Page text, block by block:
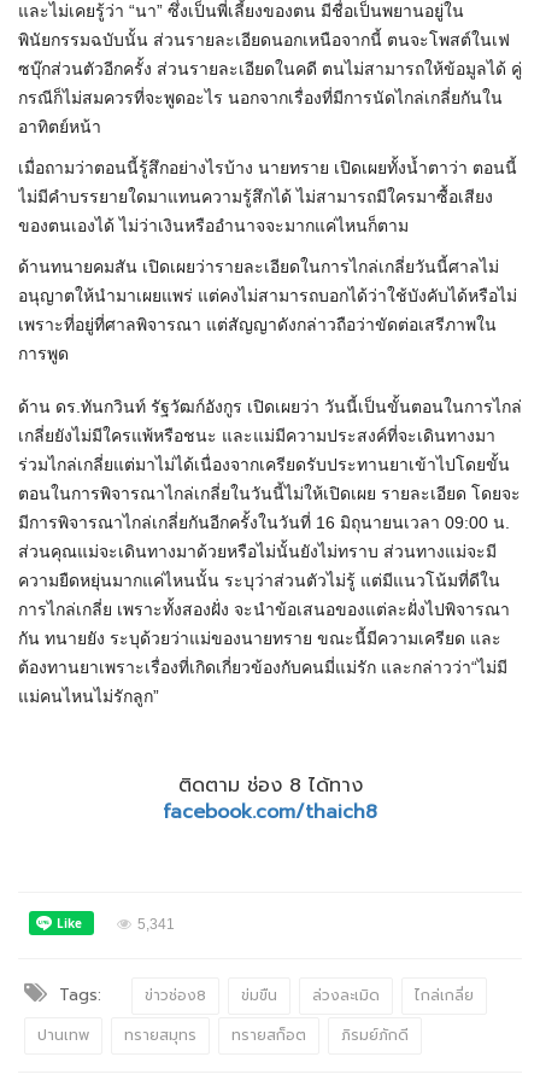
และไม่เคยรู้ว่า “นา” ซึ่งเป็นพี่เลี้ยงของตน มีชื่อเป็นพยานอยู่ใน
พินัยกรรมฉบับนั้น ส่วนรายละเอียดนอกเหนือจากนี้ ตนจะโพสต์ในเฟ
ซบุ๊กส่วนตัวอีกครั้ง ส่วนรายละเอียดในคดี ตนไม่สามารถให้ข้อมูลได้ คู่
กรณีก็ไม่สมควรที่จะพูดอะไร นอกจากเรื่องที่มีการนัดไกล่เกลี่ยกันใน
อาทิตย์หน้า
เมื่อถามว่าตอนนี้รู้สึกอย่างไรบ้าง นายทราย เปิดเผยทั้งน้ำตาว่า ตอนนี้
ไม่มีคำบรรยายใดมาแทนความรู้สึกได้ ไม่สามารถมีใครมาซื้อเสียง
ของตนเองได้ ไม่ว่าเงินหรืออำนาจจะมากแค่ไหนก็ตาม
ด้านทนายคมสัน เปิดเผยว่ารายละเอียดในการไกล่เกลี่ยวันนี้ศาลไม่
อนุญาตให้นำมาเผยแพร่ แต่คงไม่สามารถบอกได้ว่าใช้บังคับได้หรือไม่
เพราะที่อยู่ที่ศาลพิจารณา แต่สัญญาดังกล่าวถือว่าขัดต่อเสรีภาพใน
การพูด
ด้าน ดร.ทันกวินท์ รัฐวัฒก์อังกูร เปิดเผยว่า วันนี้เป็นขั้นตอนในการไกล่
เกลี่ยยังไม่มีใครแพ้หรือชนะ และแม่มีความประสงค์ที่จะเดินทางมา
ร่วมไกล่เกลี่ยแต่มาไม่ได้เนื่องจากเครียดรับประทานยาเข้าไปโดยขั้น
ตอนในการพิจารณาไกล่เกลี่ยในวันนี้ไม่ให้เปิดเผย รายละเอียด โดยจะ
มีการพิจารณาไกล่เกลี่ยกันอีกครั้งในวันที่ 16 มิถุนายนเวลา 09:00 น.
ส่วนคุณแม่จะเดินทางมาด้วยหรือไม่นั้นยังไม่ทราบ ส่วนทางแม่จะมี
ความยืดหยุ่นมากแค่ไหนนั้น ระบุว่าส่วนตัวไม่รู้ แต่มีแนวโน้มที่ดีใน
การไกล่เกลี่ย เพราะทั้งสองฝั่ง จะนำข้อเสนอของแต่ละฝั่งไปพิจารณา
กัน ทนายยัง ระบุด้วยว่าแม่ของนายทราย ขณะนี้มีความเครียด และ
ต้องทานยาเพราะเรื่องที่เกิดเกี่ยวข้องกับคนมี่แม่รัก และกล่าวว่า“ไม่มี
แม่คนไหนไม่รักลูก”
ติดตาม ช่อง 8 ได้ทาง
facebook.com/thaich8
5,341
Tags: ข่าวช่อง8 ข่มขืน ล่วงละเมิด
ไกล่เกลี่ย
ปานเทพ
ทรายสมุทร ทรายสก็อต ภิรมย์ภักดี